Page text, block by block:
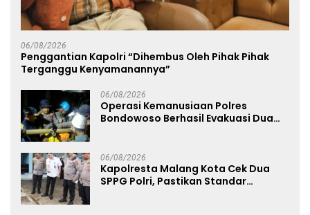
06/08/2026
Penggantian Kapolri “Dihembus Oleh Pihak Pihak
Terganggu Kenyamanannya”
06/08/2026
Operasi Kemanusiaan Polres
Bondowoso Berhasil Evakuasi Dua
06/08/2026
Kapolresta Malang Kota Cek Dua
SPPG Polri, Pastikan Standar